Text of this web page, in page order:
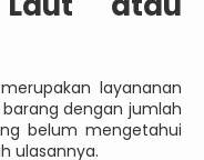
layananan
dengan jumlah
belum mengetahui
ulasannya.